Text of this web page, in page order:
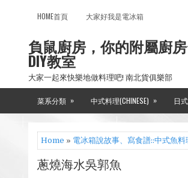
HOME首頁 大家好我是電冰箱
負鼠廚房，你的附屬廚
DIY教室
大家一起來快樂地做料理吧! 南北貨俱樂部
菜系分類 » 中式料理(CHINESE) » 日
Home » 電冰箱說故事、寫食譜::中式魚料
蔥燒海水吳郭魚